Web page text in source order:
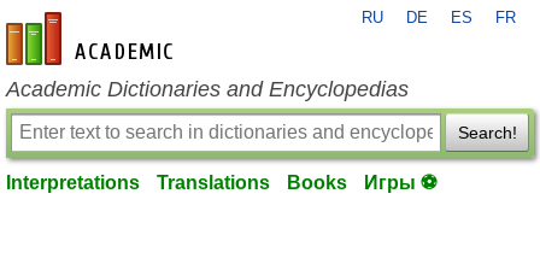
en-academic.com
RU DE ES FR
Academic Dictionaries and Encyclopedias
Search!
Interpretations Translations Books Игры ⚽